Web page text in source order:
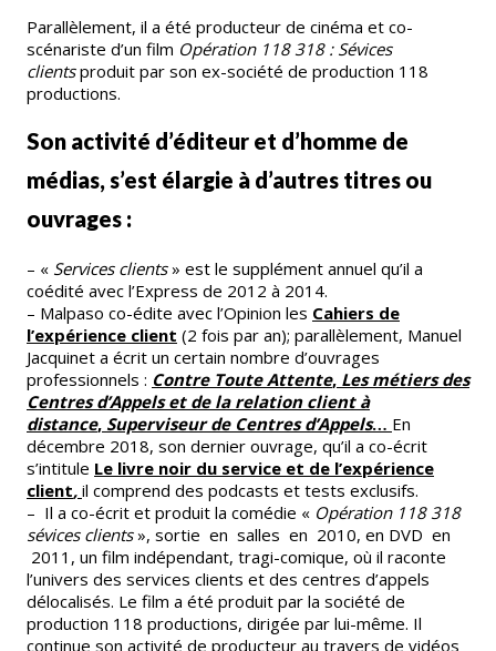
Parallèlement, il a été producteur de cinéma et co-
scénariste d’un film Opération 118 318 : Sévices
clientsproduit par son ex-société de production 118
productions.
Son activité d’éditeur et d’homme de
médias, s’est élargie à d’autres titres ou
ouvrages :
– « Services clients» est le supplément annuel qu’il a
coédité avec l’Express de 2012 à 2014.
– Malpaso co-édite avec l’Opinion les Cahiers de
l’expérience client (2 fois par an); parallèlement, Manuel
Jacquinet a écrit un certain nombre d’ouvrages
professionnels : Contre Toute Attente, Les métiers des
Centres d’Appels et de la relation client à
distance, Superviseur de Centres d’Appels… En
décembre 2018, son dernier ouvrage, qu’il a co-écrit
s’intitule Le livre noir du service et de l’expérience
client, il comprend des podcasts et tests exclusifs.
– Il a co-écrit et produit la comédie « Opération 118 318
sévices clients», sortie en salles en 2010, en DVD en
2011, un film indépendant, tragi-comique, où il raconte
l’univers des services clients et des centres d’appels
délocalisés. Le film a été produit par la société de
production 118 productions, dirigée par lui-même. Il
continue son activité de producteur au travers de vidéos